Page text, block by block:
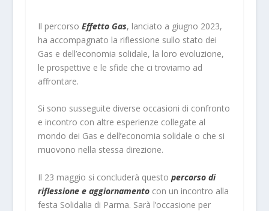
Il percorso Effetto Gas, lanciato a giugno 2023,
ha accompagnato la riflessione sullo stato dei
Gas e dell’economia solidale, la loro evoluzione,
le prospettive e le sfide che ci troviamo ad
affrontare.
Si sono susseguite diverse occasioni di confronto
e incontro con altre esperienze collegate al
mondo dei Gas e dell’economia solidale o che si
muovono nella stessa direzione.
Il 23 maggio si concluderà questo percorso di
riflessione e aggiornamento con un incontro alla
festa Solidalia di Parma. Sarà l’occasione per